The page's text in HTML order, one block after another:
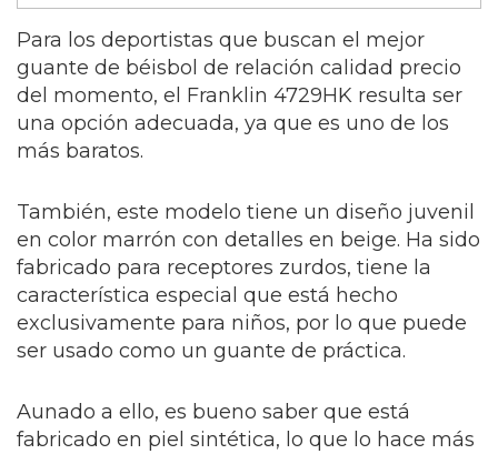
Para los deportistas que buscan el mejor
guante de béisbol de relación calidad precio
del momento, el Franklin 4729HK resulta ser
una opción adecuada, ya que es uno de los
más baratos.
También, este modelo tiene un diseño juvenil
en color marrón con detalles en beige. Ha sido
fabricado para receptores zurdos, tiene la
característica especial que está hecho
exclusivamente para niños, por lo que puede
ser usado como un guante de práctica.
Aunado a ello, es bueno saber que está
fabricado en piel sintética, lo que lo hace más